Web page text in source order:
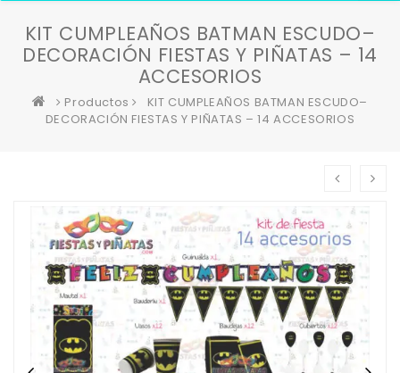
KIT CUMPLEAÑOS BATMAN ESCUDO–
DECORACIÓN FIESTAS Y PIÑATAS – 14
ACCESORIOS
Productos
KIT CUMPLEAÑOS BATMAN ESCUDO–
DECORACIÓN FIESTAS Y PIÑATAS – 14 ACCESORIOS